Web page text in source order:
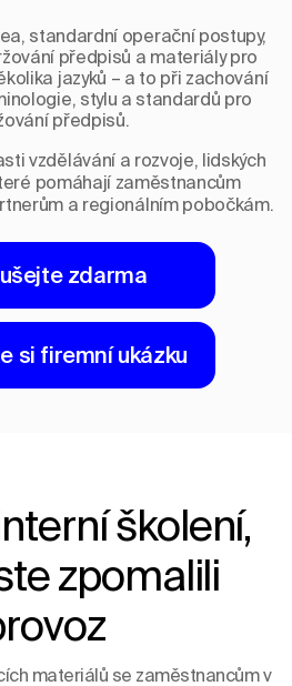
standardní operační postupy,
předpisů a materiály pro
jazyků – a to při zachování
stylu a standardů pro
předpisů.
vzdělávání a rozvoje, lidských
pomáhají zaměstnancům
a regionálním pobočkám.
zdarma
si firemní ukázku
školení,
zpomalili
materiálů se zaměstnancům v